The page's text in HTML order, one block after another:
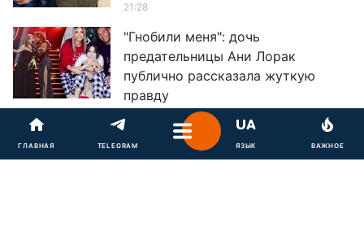
ГЛАВНАЯ TELEGRAM ЯЗЫК ВАЖНОЕ
21:28
"Гнобили меня": дочь
предательницы Ани Лорак
публично рассказала жуткую
правду
20:34
"Прощайте маму": предательница
ГЛАВНАЯ TELEGRAM ЯЗЫК ВАЖНОЕ